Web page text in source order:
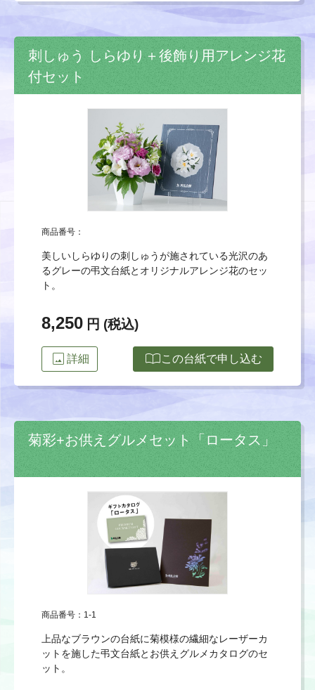
刺しゅう しらゆり＋後飾り用アレンジ花
付セット
商品番号：
美しいしらゆりの刺しゅうが施されている光沢のあ
るグレーの弔文台紙とオリジナルアレンジ花のセッ
ト。
8,250 円 (税込)
image 詳細 import_contactsこの台紙で申し込む
菊彩+お供えグルメセット「ロータス」
商品番号：1-1
上品なブラウンの台紙に菊模様の繊細なレーザーカ
ットを施した弔文台紙とお供えグルメカタログのセ
ット。